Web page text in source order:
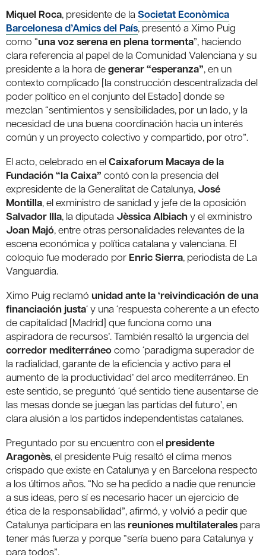
Miquel Roca, presidente de la Societat Econòmica
Barcelonesa d’Amics del País, presentó a Ximo Puig
como “una voz serena en plena tormenta”, haciendo
clara referencia al papel de la Comunidad Valenciana y su
presidente a la hora degenerar “esperanza”, en un
contexto complicado [la construcción descentralizada del
poder político en el conjunto del Estado] donde se
mezclan “sentimientos y sensibilidades, por un lado, y la
necesidad de una buena coordinación hacia un interés
común y un proyecto colectivo y compartido, por otro”.
El acto, celebrado en elCaixaforum Macaya de la
Fundación “la Caixa” contó con la presencia del
expresidente de la Generalitat de Catalunya, José
Montilla, el exministro de sanidad y jefe de la oposición
Salvador Illa, la diputada Jèssica Albiachy el exministro
Joan Majó, entre otras personalidades relevantes de la
escena económica y política catalana y valenciana. El
coloquio fue moderado por Enric Sierra, periodista de La
Vanguardia.
Ximo Puig reclamó unidad ante la ‘reivindicación de una
financiación justa‘ y una ‘respuesta coherente a un efecto
de capitalidad [Madrid] que funciona como una
aspiradora de recursos’. También resaltó la urgencia del
corredor mediterráneocomo ‘paradigma superador de
la radialidad, garante de la eficiencia y activo para el
aumento de la productividad’ del arco mediterráneo. En
este sentido, se preguntó ‘qué sentido tiene ausentarse de
las mesas donde se juegan las partidas del futuro’, en
clara alusión a los partidos independentistas catalanes.
Preguntado por su encuentro con el presidente
Aragonès, el presidente Puig resaltó el clima menos
crispado que existe en Catalunya y en Barcelona respecto
a los últimos años. “No se ha pedido a nadie que renuncie
a sus ideas, pero sí es necesario hacer un ejercicio de
ética de la responsabilidad”, afirmó, y volvió a pedir que
Catalunya participara en las reuniones multilaterales para
tener más fuerza y porque “sería bueno para Catalunya y
para todos”.